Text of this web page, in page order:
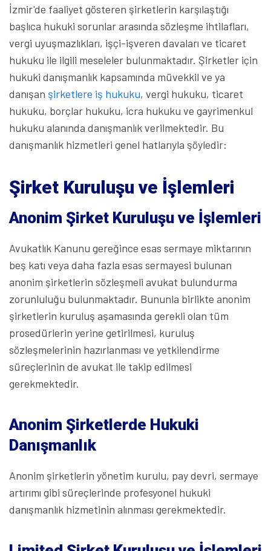
İzmir'de faaliyet gösteren şirketlerin karşılaştığı
başlıca hukuki sorunlar arasında sözleşme ihtilafları,
vergi uyuşmazlıkları, işçi-işveren davaları ve ticaret
hukuku ile ilgili meseleler bulunmaktadır. Şirketler için
hukuki danışmanlık kapsamında müvekkil ve ya
danışan şirketlere iş hukuku, vergi hukuku, ticaret
hukuku, borçlar hukuku, icra hukuku ve gayrimenkul
hukuku alanında danışmanlık verilmektedir. Bu
danışmanlık hizmetleri genel hatlarıyla şöyledir:
Şirket Kuruluşu ve İşlemleri
Anonim Şirket Kuruluşu ve İşlemleri
Avukatlık Kanunu gereğince esas sermaye miktarının
beş katı veya daha fazla esas sermayesi bulunan
anonim şirketlerin sözleşmeli avukat bulundurma
zorunluluğu bulunmaktadır. Bununla birlikte anonim
şirketlerin kuruluş aşamasında gerekli olan tüm
prosedürlerin yerine getirilmesi, kuruluş
sözleşmelerinin hazırlanması ve yetkilendirme
süreçlerinin de avukat ile takip edilmesi
gerekmektedir.
Anonim Şirketlerde Hukuki
Danışmanlık
Anonim şirketlerin yönetim kurulu, pay devri, sermaye
artırımı gibi süreçlerinde profesyonel hukuki
danışmanlık hizmetinin alınması gerekmektedir.